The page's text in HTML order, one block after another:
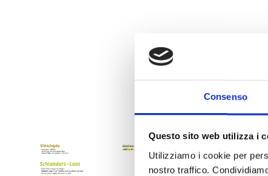
Consenso
Questo sito web utilizza i
Utilizziamo i cookie per
nostro traffico.
PIANTINA SILANDRO E